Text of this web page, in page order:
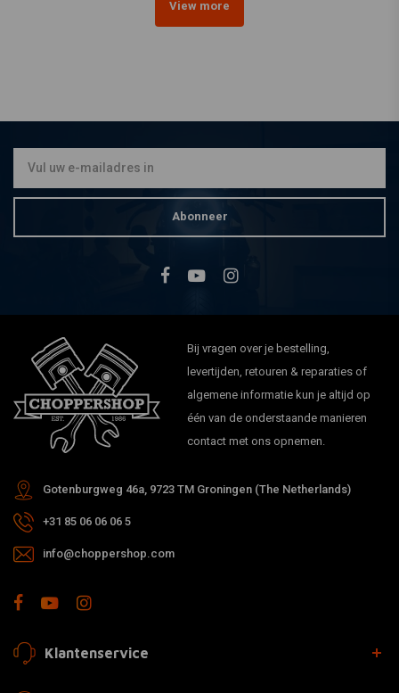
View more
Abonneer
Bij vragen over je bestelling,
levertijden, retouren & reparaties of
algemene informatie kun je altijd op
één van de onderstaande manieren
contact met ons opnemen.
Gotenburgweg 46a, 9723 TM Groningen (The Netherlands)
+31 85 06 06 06 5
info@choppershop.com
Klantenservice